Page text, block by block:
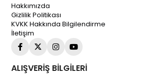
Hakkımızda
Gizlilik Politikası
KVKK Hakkında Bilgilendirme
İletişim
ALIŞVERİŞ BİLGİLERİ